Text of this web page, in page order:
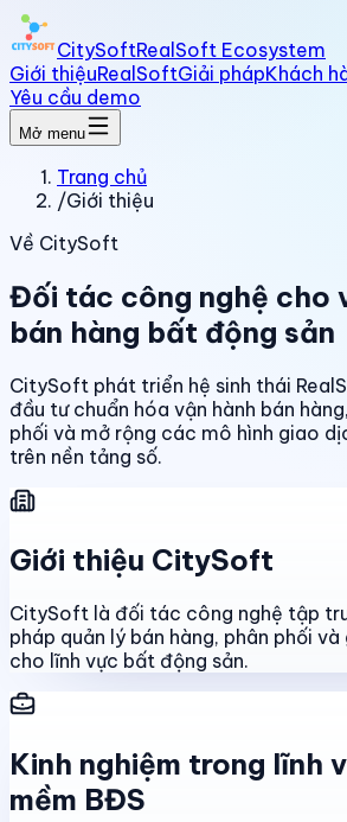
CitySoftRealSoft Ecosystem
Giới thiệuRealSoftGiải phápKhách
Yêu cầu demo
Mở menu
Trang chủ
/Giới thiệu
Về CitySoft
Đối tác công nghệ cho
bán hàng bất động sản
CitySoft phát triển hệ sinh thái
đầu tư chuẩn hóa vận hành bán
phối và mở rộng các mô hình giao
trên nền tảng số.
Giới thiệu CitySoft
CitySoft là đối tác công nghệ tập
pháp quản lý bán hàng, phân phối
cho lĩnh vực bất động sản.
Kinh nghiệm trong lĩnh
mềm BĐS